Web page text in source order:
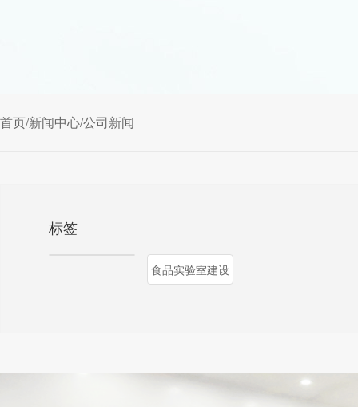
首页/新闻中心/公司新闻
标签
食品实验室建设